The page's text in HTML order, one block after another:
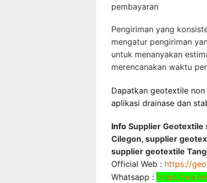
pembayaran
Pengiriman yang
mengatur pengiriman
untuk menanyakan
merencanakan waktu
Dapatkan geotextile
aplikasi drainase dan
Info Supplier
Cilegon, supplier
supplier geotextile
Official Web : https://
Whatsapp : https://